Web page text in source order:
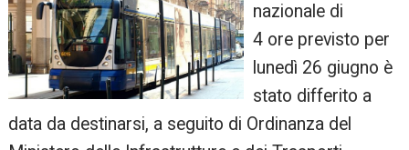
nazionale di
4 ore previsto per
lunedì 26 giugno è
stato differito a
data da destinarsi, a seguito di Ordinanza del